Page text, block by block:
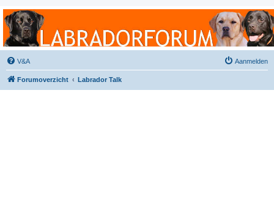
Labradorforum
Het gezelligste Labradorforum van Nederland en België!
V&A Aanmelden
Forumoverzicht Labrador Talk